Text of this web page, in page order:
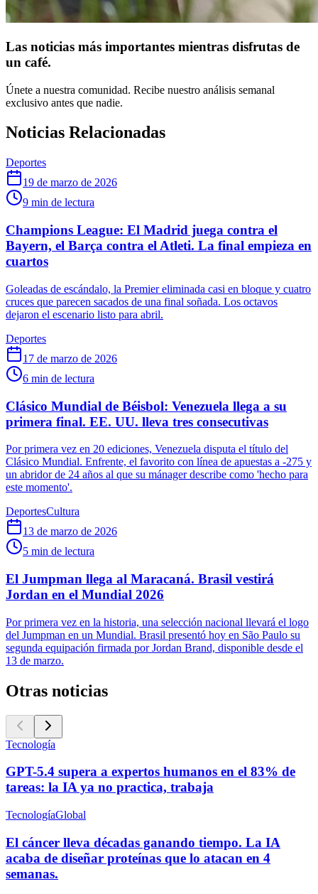
Las noticias más importantes mientras disfrutas de
un café.
Únete a nuestra comunidad. Recibe nuestro análisis semanal
exclusivo antes que nadie.
Noticias Relacionadas
Deportes
19 de marzo de 2026
9 min de lectura
Champions League: El Madrid juega contra el
Bayern, el Barça contra el Atleti. La final empieza en
cuartos
Goleadas de escándalo, la Premier eliminada casi en bloque y cuatro
cruces que parecen sacados de una final soñada. Los octavos
dejaron el escenario listo para abril.
Deportes
17 de marzo de 2026
6 min de lectura
Clásico Mundial de Béisbol: Venezuela llega a su
primera final. EE. UU. lleva tres consecutivas
Por primera vez en 20 ediciones, Venezuela disputa el título del
Clásico Mundial. Enfrente, el favorito con línea de apuestas a -275 y
un abridor de 24 años al que su mánager describe como 'hecho para
este momento'.
DeportesCultura
13 de marzo de 2026
5 min de lectura
El Jumpman llega al Maracaná. Brasil vestirá
Jordan en el Mundial 2026
Por primera vez en la historia, una selección nacional llevará el logo
del Jumpman en un Mundial. Brasil presentó hoy en São Paulo su
segunda equipación firmada por Jordan Brand, disponible desde el
13 de marzo.
Otras noticias
Tecnología
GPT-5.4 supera a expertos humanos en el 83% de
tareas: la IA ya no practica, trabaja
TecnologíaGlobal
El cáncer lleva décadas ganando tiempo. La IA
acaba de diseñar proteínas que lo atacan en 4
semanas.